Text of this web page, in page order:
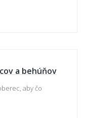
a behúňov
aby čo